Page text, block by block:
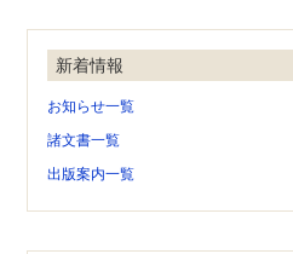
新着情報
お知らせ一覧
諸文書一覧
出版案内一覧